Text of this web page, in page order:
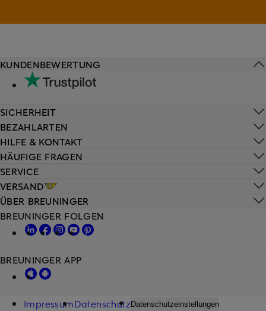
HILFE & KONTAKT
HÄUFIGE FRAGEN
SERVICE
VERSAND
KUNDENBEWERTUNG
SICHERHEIT
BEZAHLARTEN
ÜBER BREUNINGER
BREUNINGER FOLGEN
BREUNINGER APP
ImpressumDatenschutz Datenschutzeinstellungen